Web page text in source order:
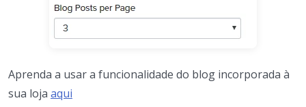
Aprenda a usar a funcionalidade do blog incorporada à
sua loja aqui